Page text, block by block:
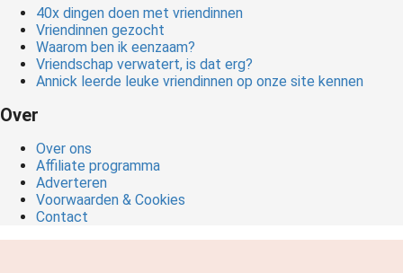
40x dingen doen met vriendinnen
Vriendinnen gezocht
Waarom ben ik eenzaam?
Vriendschap verwatert, is dat erg?
Annick leerde leuke vriendinnen op onze site kennen
Over
Over ons
Affiliate programma
Adverteren
Voorwaarden & Cookies
Contact